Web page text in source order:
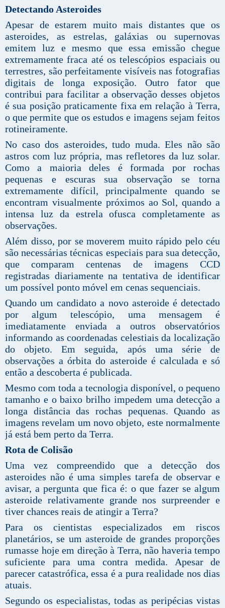
Detectando Asteroides
Apesar de estarem muito mais distantes que os
asteroides, as estrelas, galáxias ou supernovas
emitem luz e mesmo que essa emissão chegue
extremamente fraca até os telescópios espaciais ou
terrestres, são perfeitamente visíveis nas fotografias
digitais de longa exposição. Outro fator que
contribui para facilitar a observação desses objetos
é sua posição praticamente fixa em relação à Terra,
o que permite que os estudos e imagens sejam feitos
rotineiramente.
No caso dos asteroides, tudo muda. Eles não são
astros com luz própria, mas refletores da luz solar.
Como a maioria deles é formada por rochas
pequenas e escuras sua observação se torna
extremamente difícil, principalmente quando se
encontram visualmente próximos ao Sol, quando a
intensa luz da estrela ofusca completamente as
observações.
Além disso, por se moverem muito rápido pelo céu
são necessárias técnicas especiais para sua detecção,
que comparam centenas de imagens CCD
registradas diariamente na tentativa de identificar
um possível ponto móvel em cenas sequenciais.
Quando um candidato a novo asteroide é detectado
por algum telescópio, uma mensagem é
imediatamente enviada a outros observatórios
informando as coordenadas celestiais da localização
do objeto. Em seguida, após uma série de
observações a órbita do asteroide é calculada e só
então a descoberta é publicada.
Mesmo com toda a tecnologia disponível, o pequeno
tamanho e o baixo brilho impedem uma detecção a
longa distância das rochas pequenas. Quando as
imagens revelam um novo objeto, este normalmente
já está bem perto da Terra.
Rota de Colisão
Uma vez compreendido que a detecção dos
asteroides não é uma simples tarefa de observar e
avisar, a pergunta que fica é: o que fazer se algum
asteroide relativamente grande nos surpreender e
tiver chances reais de atingir a Terra?
Para os cientistas especializados em riscos
planetários, se um asteroide de grandes proporções
rumasse hoje em direção à Terra, não haveria tempo
suficiente para uma contra medida. Apesar de
parecer catastrófica, essa é a pura realidade nos dias
atuais.
Segundo os especialistas, todas as peripécias vistas